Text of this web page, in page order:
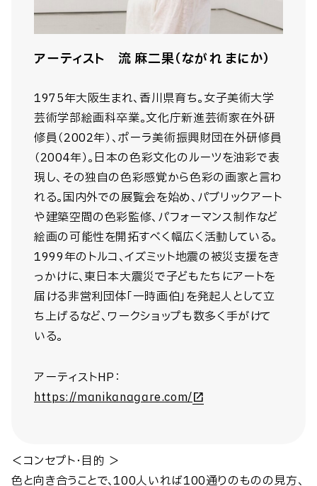
アーティスト 流 麻二果（ながれ まにか）
1975年大阪生まれ、香川県育ち。女子美術大学
芸術学部絵画科卒業。文化庁新進芸術家在外研
修員（2002年）、ポーラ美術振興財団在外研修員
（2004年）。日本の色彩文化のルーツを油彩で表
現し、その独自の色彩感覚から色彩の画家と言わ
れる。国内外での展覧会を始め、パブリックアート
や建築空間の色彩監修、パフォーマンス制作など
絵画の可能性を開拓すべく幅広く活動している。
1999年のトルコ、イズミット地震の被災支援をき
っかけに、東日本大震災で子どもたちにアートを
届ける非営利団体「一時画伯」を発起人として立
ち上げるなど、ワークショップも数多く手がけて
いる。
アーティストHP：
https://manikanagare.com/
＜コンセプト・目的 ＞
色と向き合うことで、100人いれば100通りのものの見方、